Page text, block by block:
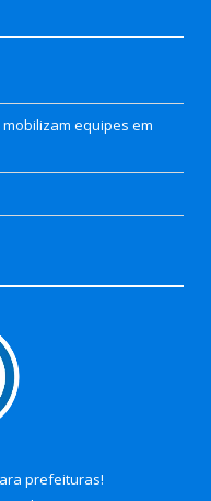
equipes em
prefeituras!